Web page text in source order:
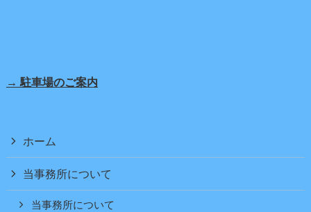
→ 駐車場のご案内
ホーム
当事務所について
当事務所について